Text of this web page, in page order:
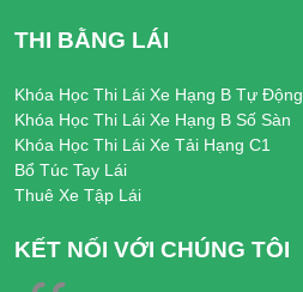
THI BẰNG LÁI
Khóa Học Thi Lái Xe Hạng B Tự Động
Khóa Học Thi Lái Xe Hạng B Số Sàn
Khóa Học Thi Lái Xe Tải Hạng C1
Bổ Túc Tay Lái
Thuê Xe Tập Lái
KẾT NỐI VỚI CHÚNG TÔI